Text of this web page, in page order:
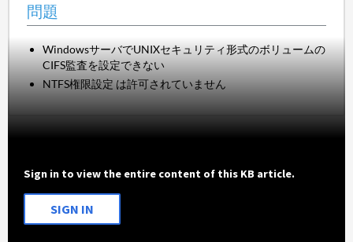
問題
WindowsサーバでUNIXセキュリティ形式のボリュームの
CIFS監査を設定できない
NTFS権限設定 は許可されていません
Sign in to view the entire content of this KB article.
SIGN IN